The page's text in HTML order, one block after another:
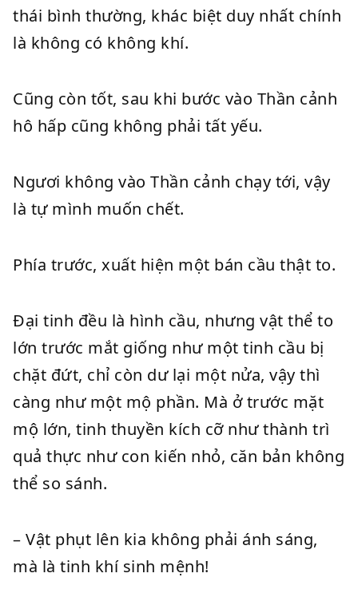
thái bình thường, khác biệt duy nhất chính
là không có không khí.
Cũng còn tốt, sau khi bước vào Thần cảnh
hô hấp cũng không phải tất yếu.
Ngươi không vào Thần cảnh chạy tới, vậy
là tự mình muốn chết.
Phía trước, xuất hiện một bán cầu thật to.
Đại tinh đều là hình cầu, nhưng vật thể to
lớn trước mắt giống như một tinh cầu bị
chặt đứt, chỉ còn dư lại một nửa, vậy thì
càng như một mộ phần. Mà ở trước mặt
mộ lớn, tinh thuyền kích cỡ như thành trì
quả thực như con kiến nhỏ, căn bản không
thể so sánh.
– Vật phụt lên kia không phải ánh sáng,
mà là tinh khí sinh mệnh!